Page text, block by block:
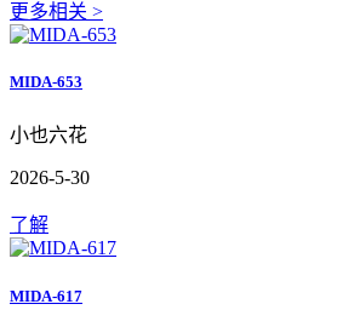
更多相关 >
MIDA-653
小也六花
2026-5-30
了解
MIDA-617